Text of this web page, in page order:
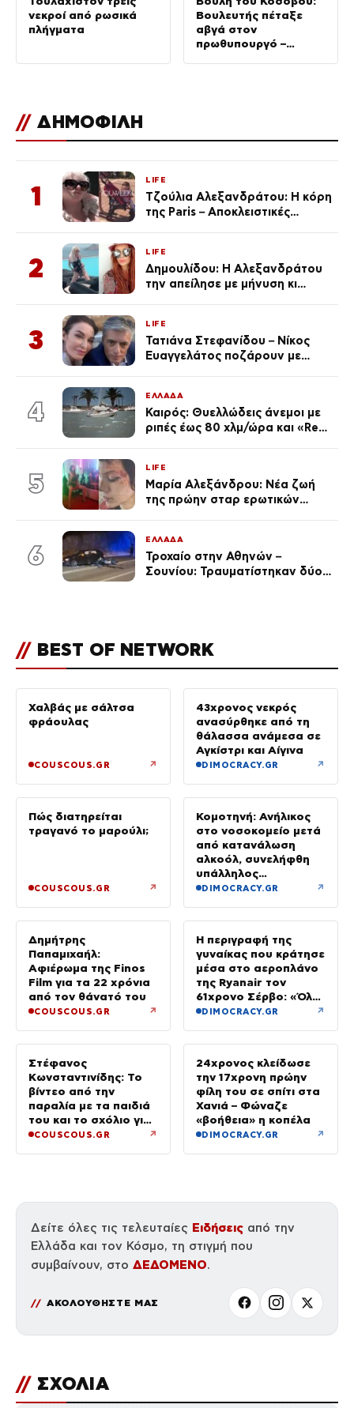
νεκροί από ρωσικά
πλήγματα
Βουλευτής πέταξε
αβγά στον
πρωθυπουργό –
// ΔΗΜΟΦΙΛΗ
1
LIFE
Τζούλια Αλεξανδράτου: Η κόρη
της Paris – Αποκλειστικές
2
LIFE
Δημουλίδου: Η Αλεξανδράτου
την απείλησε με μήνυση κι
ποια είσαι σοκαρίστικα»
3
LIFE
Τατιάνα Στεφανίδου – Νίκος
Ευαγγελάτος ποζάρουν με
4
ΕΛΛΑΔΑ
Καιρός: Θυελλώδεις άνεμοι με
ριπές έως 80 χλμ/ώρα και «Red
5
LIFE
Μαρία Αλεξάνδρου: Νέα ζωή
της πρώην σταρ ερωτικών
(Φωτογραφίες)
6
ΕΛΛΑΔΑ
Τροχαίο στην Αθηνών –
Σουνίου: Τραυματίστηκαν δύο
// BEST OF NETWORK
Χαλβάς με σάλτσα
φράουλας
COUSCOUS.GR ↗
43χρονος νεκρός
ανασύρθηκε από τη
θάλασσα ανάμεσα σε
Αγκίστρι και Αίγινα
DIMOCRACY.GR ↗
Πώς διατηρείται
τραγανό το μαρούλι;
COUSCOUS.GR ↗
Κομοτηνή: Ανήλικος
στο νοσοκομείο μετά
από κατανάλωση
αλκοόλ, συνελήφθη
υπάλληλος
καταστήματος
DIMOCRACY.GR ↗
Δημήτρης
Παπαμιχαήλ:
Αφιέρωμα της Finos
Film για τα 22 χρόνια
από τον θάνατό του
COUSCOUS.GR ↗
Η περιγραφή της
γυναίκας που κράτησε
μέσα στο αεροπλάνο
της Ryanair τον
61χρονο Σέρβο: «Όλα
έγιναν σε κλάσματα
DIMOCRACY.GR ↗
Στέφανος
Κωνσταντινίδης: Το
βίντεο από την
παραλία με τα παιδιά
του και το σχόλιο για
την ηλικία του
COUSCOUS.GR ↗
24χρονος κλείδωσε
την 17χρονη πρώην
φίλη του σε σπίτι στα
Χανιά – Φώναζε
«βοήθεια» η κοπέλα
DIMOCRACY.GR ↗
Δείτε όλες τις τελευταίες Ειδήσεις από την
Ελλάδα και τον Κόσμο, τη στιγμή που
συμβαίνουν, στο ΔΕΔΟΜΕΝΟ.
ΑΚΟΛΟΥΘΗΣΤΕ ΜΑΣ
// ΣΧΟΛΙΑ